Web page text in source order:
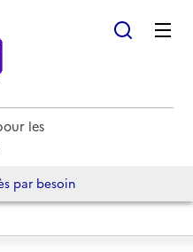
les
par besoin